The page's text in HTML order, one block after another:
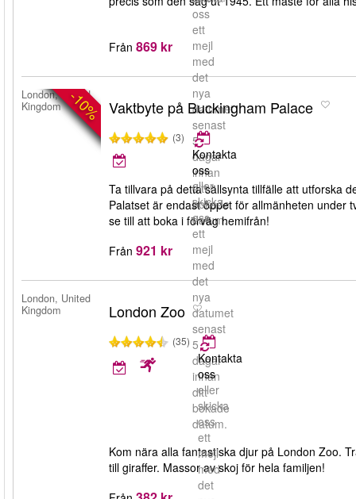
oss
ett
mejl
med
det
nya
datumet
senast
5
dagar
innan
ditt
bokade
datum.
Från 869 kr
-10%
London, United
Kingdom
Vaktbyte på Buckingham Palace
(3)
Kontakta
oss
eller
skicka
oss
ett
mejl
med
det
nya
datumet
senast
5
dagar
innan
ditt
bokade
datum.
Ta tillvara på detta sällsynta tillfälle att utforska
Palatset är endast öppet för allmänheten under
se till att boka i förväg hemifrån!
Från 921 kr
London, United
Kingdom
London Zoo
(35)
Kontakta
oss
eller
skicka
oss
ett
mejl
med
det
Kom nära alla fantastiska djur på London Zoo.
till giraffer. Massor av skoj för hela familjen!